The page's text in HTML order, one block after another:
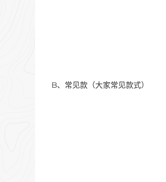
B、常见款（大家常见款式）